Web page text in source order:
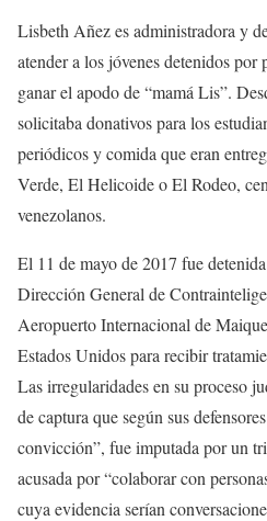
Lisbeth Añez es administradora y
atender a los jóvenes detenidos por
ganar el apodo de “mamá Lis”.
solicitaba donativos para los
periódicos y comida que eran
Verde, El Helicoide o El Rodeo,
venezolanos.
El 11 de mayo de 2017 fue
Dirección General de
Aeropuerto Internacional de
Estados Unidos para recibir
Las irregularidades en su proceso
de captura que según sus
convicción”, fue imputada por un
acusada por “colaborar con
cuya evidencia serían